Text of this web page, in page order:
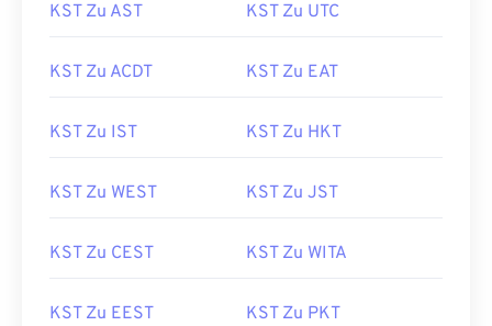
KST Zu AST KST Zu UTC
KST Zu ACDT KST Zu EAT
KST Zu IST KST Zu HKT
KST Zu WEST KST Zu JST
KST Zu CEST KST Zu WITA
KST Zu EEST KST Zu PKT